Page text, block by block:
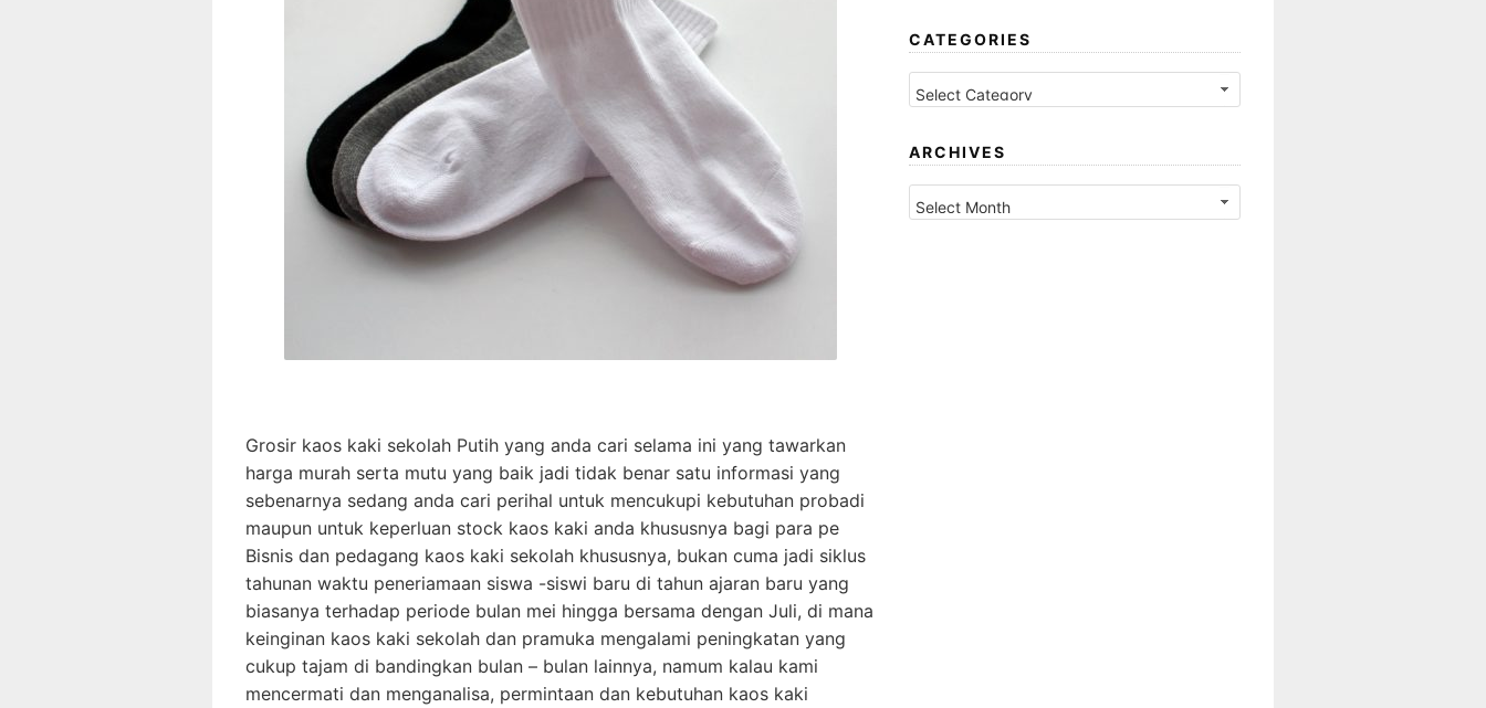
Grosir kaos kaki sekolah Putih yang anda cari selama ini yang tawarkan
harga murah serta mutu yang baik jadi tidak benar satu informasi yang
sebenarnya sedang anda cari perihal untuk mencukupi kebutuhan probadi
maupun untuk keperluan stock kaos kaki anda khususnya bagi para pe
Bisnis dan pedagang kaos kaki sekolah khususnya, bukan cuma jadi siklus
tahunan waktu peneriamaan siswa -siswi baru di tahun ajaran baru yang
biasanya terhadap periode bulan mei hingga bersama dengan Juli, di mana
keinginan kaos kaki sekolah dan pramuka mengalami peningkatan yang
cukup tajam di bandingkan bulan – bulan lainnya, namum kalau kami
mencermati dan menganalisa, permintaan dan kebutuhan kaos kaki
CATEGORIES
Categories
ARCHIVES
Archives